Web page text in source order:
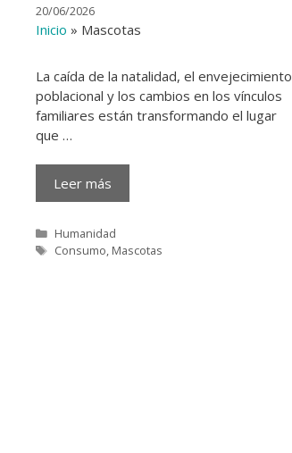
20/06/2026
Inicio » Mascotas
La caída de la natalidad, el envejecimiento
poblacional y los cambios en los vínculos
familiares están transformando el lugar
que …
Leer más
Categorías
Humanidad
Etiquetas
Consumo, Mascotas